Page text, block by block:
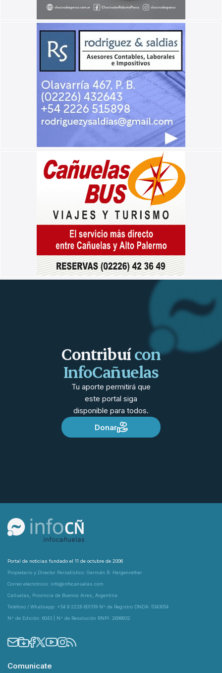
Contribuícon
InfoCañuelas
Tu aporte permitirá que
este portal siga
disponible para todos.
Donar
Portal de noticias fundado el 11 de octubre de 2006
Propietario y Director Periodístico: Germán R. Hergenrether
Correo electrónico: info@infocanuelas.com
Cañuelas, Provincia de Buenos Aires, Argentina
Teléfono / Whatsapp: +54 9 2226 601319 N° de Registro DNDA: 5343054
N° de Edición: 6043 | N° de Resolución RNPI: 2699932
Comunicate